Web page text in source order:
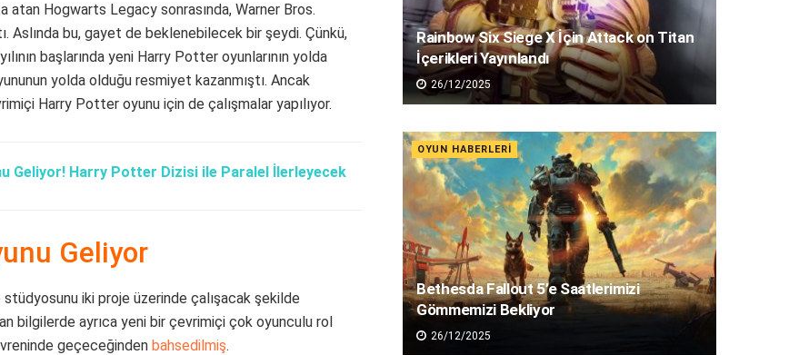
atan Hogwarts Legacy sonrasında, Warner Bros.
Aslında bu, gayet de beklenebilecek bir şeydi. Çünkü,
başlarında yeni Harry Potter oyunlarının yolda
yolda olduğu resmiyet kazanmıştı. Ancak
Harry Potter oyunu için de çalışmalar yapılıyor.
Geliyor! Harry Potter Dizisi ile Paralel İlerleyecek
Geliyor
iki proje üzerinde çalışacak şekilde
bilgilerde ayrıca yeni bir çevrimiçi çok oyunculu rol
geçeceğinden bahsedilmiş.
Rainbow Six Siege X İçin Attack on Titan
İçerikleri Yayınlandı
26/12/2025
OYUN HABERLERI
Bethesda Fallout 5’e Saatlerimizi
Gömmemizi Bekliyor
26/12/2025